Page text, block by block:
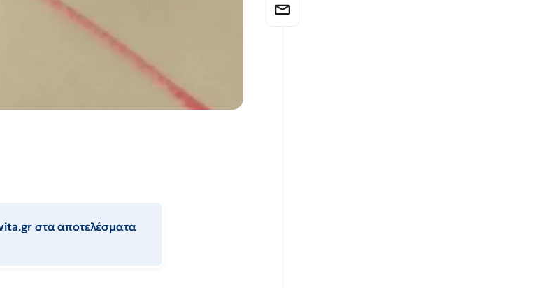
στα αποτελέσματα